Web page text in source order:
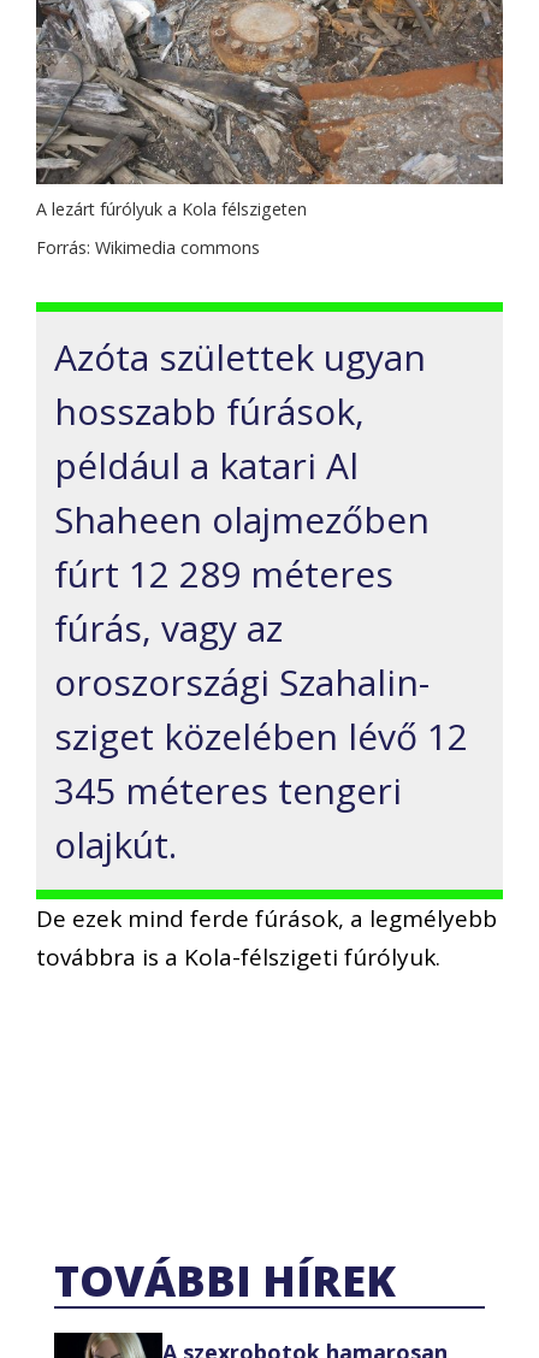
A lezárt fúrólyuk a Kola félszigeten
Forrás: Wikimedia commons
Azóta születtek ugyan
hosszabb fúrások,
például a katari Al
Shaheen olajmezőben
fúrt 12 289 méteres
fúrás, vagy az
oroszországi Szahalin-
sziget közelében lévő 12
345 méteres tengeri
olajkút.
De ezek mind ferde fúrások, a legmélyebb
továbbra is a Kola-félszigeti fúrólyuk.
TOVÁBBI HÍREK
A szexrobotok hamarosan